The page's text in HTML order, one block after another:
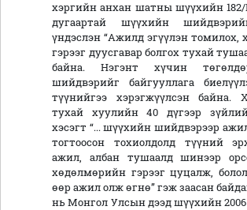
хэргийн анхан шатны шүүхийн 182/
дугаартай шүүхийн
үндэслэн “Ажилд эгүүлэн томилох,
гэрээг дуусгавар болгох тухай
байна. Нэгэнт хүчин
шийдвэрийг байгууллага
түүнийгээ хэрэгжүүлсэн байна.
тухай хуулийн 40 дүгээр
хэсэгт “... шүүхийн шийдвэрээр
тогтоосон тохиолдолд түүний
ажил, албан тушаалд шинээр
хөдөлмөрийн гэрээг цуцалж,
өөр ажил олж өгнө” гэж заасан
нь Монгол Улсын дээд шүүхийн 2006